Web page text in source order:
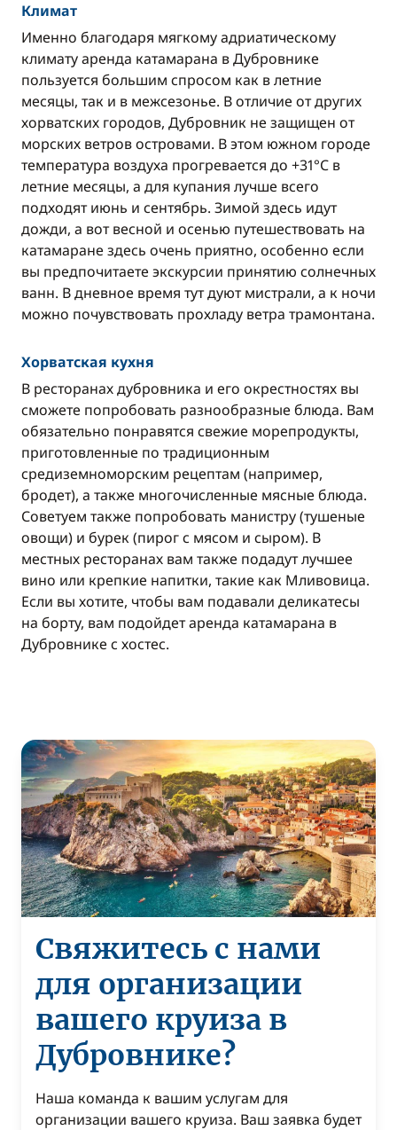
Климат
Именно благодаря мягкому адриатическому
климату аренда катамарана в Дубровнике
пользуется большим спросом как в летние
месяцы, так и в межсезонье. В отличие от других
хорватских городов, Дубровник не защищен от
морских ветров островами. В этом южном городе
температура воздуха прогревается до +31°C в
летние месяцы, а для купания лучше всего
подходят июнь и сентябрь. Зимой здесь идут
дожди, а вот весной и осенью путешествовать на
катамаране здесь очень приятно, особенно если
вы предпочитаете экскурсии принятию солнечных
ванн. В дневное время тут дуют мистрали, а к ночи
можно почувствовать прохладу ветра трамонтана.
Хорватская кухня
В ресторанах дубровника и его окрестностях вы
сможете попробовать разнообразные блюда. Вам
обязательно понравятся свежие морепродукты,
приготовленные по традиционным
средиземноморским рецептам (например,
бродет), а также многочисленные мясные блюда.
Советуем также попробовать манистру (тушеные
овощи) и бурек (пирог с мясом и сыром). В
местных ресторанах вам также подадут лучшее
вино или крепкие напитки, такие как Мливовица.
Если вы хотите, чтобы вам подавали деликатесы
на борту, вам подойдет аренда катамарана в
Дубровнике с хостес.
Свяжитесь с нами
для организации
вашего круиза в
Дубровнике?
Наша команда к вашим услугам для
организации вашего круиза. Ваш заявка будет